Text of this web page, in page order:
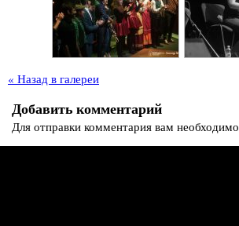
« Назад в галереи
Добавить комментарий
Для отправки комментария вам необходимо